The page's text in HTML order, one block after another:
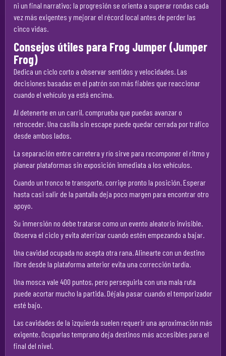
ni un final narrativo; la progresión se orienta a superar rondas cada
vez más exigentes y mejorar el récord local antes de perder las
cinco vidas.
Consejos útiles para Frog Jumper (Jumper
Frog)
Dedica un ciclo corto a observar sentidos y velocidades. Las
decisiones basadas en el patrón son más fiables que reaccionar
cuando el vehículo ya está encima.
Al detenerte en un carril, comprueba que puedas avanzar o
retroceder. Una casilla sin escape puede quedar cerrada por tráfico
desde ambos lados.
La separación entre carretera y río sirve para recomponer el ritmo y
planear plataformas sin exposición inmediata a los vehículos.
Cuando un tronco te transporte, corrige pronto la posición. Esperar
hasta casi salir de la pantalla deja poco margen para encontrar otro
apoyo.
Su inmersión no debe tratarse como un evento aleatorio invisible.
Observa el ciclo y evita aterrizar cuando estén empezando a bajar.
Una cavidad ocupada no acepta otra rana. Alinearte con un destino
libre desde la plataforma anterior evita una corrección tardía.
Una mosca vale 400 puntos, pero perseguirla con una mala ruta
puede acortar mucho la partida. Déjala pasar cuando el temporizador
esté bajo.
Las cavidades de la izquierda suelen requerir una aproximación más
exigente. Ocuparlas temprano deja destinos más accesibles para el
final del nivel.